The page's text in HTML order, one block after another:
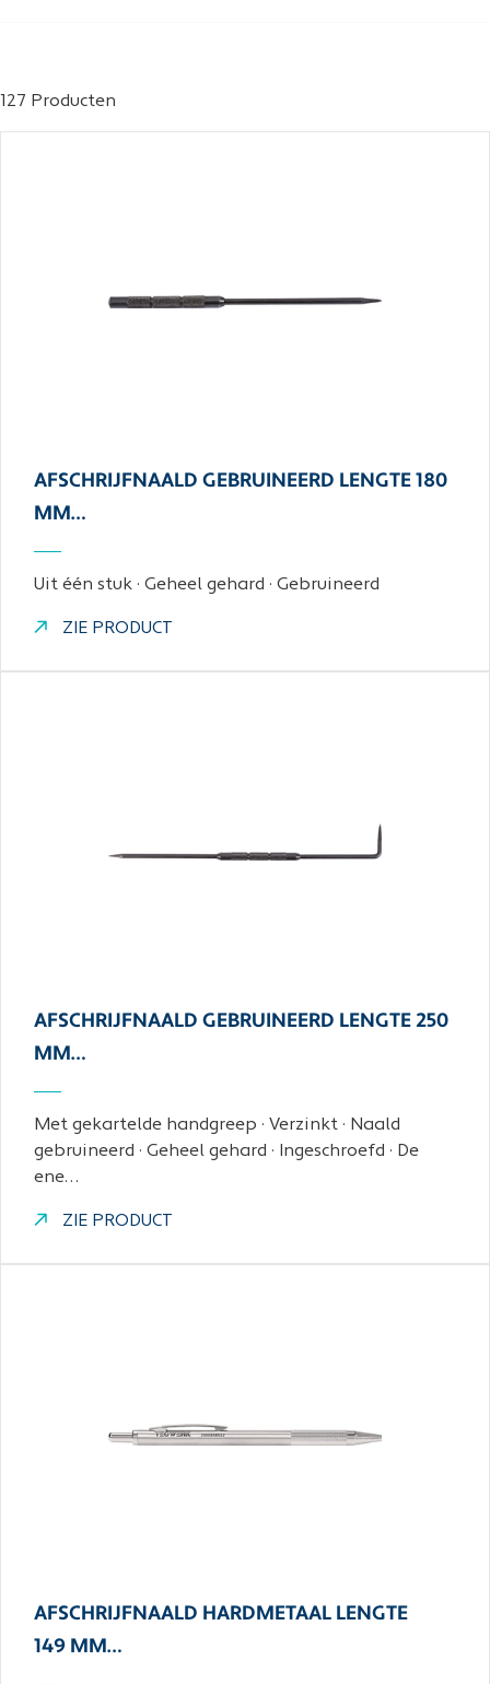
127 Producten
AFSCHRIJFNAALD GEBRUINEERD LENGTE 180
MM…
Uit één stuk · Geheel gehard · Gebruineerd
ZIE PRODUCT
AFSCHRIJFNAALD GEBRUINEERD LENGTE 250
MM…
Met gekartelde handgreep · Verzinkt · Naald
gebruineerd · Geheel gehard · Ingeschroefd · De
ene…
ZIE PRODUCT
AFSCHRIJFNAALD HARDMETAAL LENGTE
149 MM…